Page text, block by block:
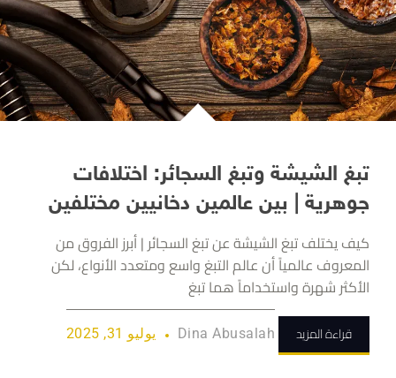
تبغ الشيشة وتبغ السجائر: اختلافات
جوهرية | بين عالمين دخانيين مختلفين
كيف يختلف تبغ الشيشة عن تبغ السجائر | أبرز الفروق من
المعروف عالمياً أن عالم التبغ واسع ومتعدد الأنواع، لكن
الأكثر شهرة واستخداماً هما تبغ
قراءة المزيد Dina Abusalah يوليو 31, 2025